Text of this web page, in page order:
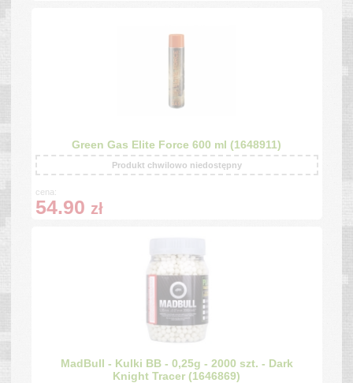
Green Gas Elite Force 600 ml (1648911)
Produkt chwilowo niedostępny
cena:
54.90 zł
MadBull - Kulki BB - 0,25g - 2000 szt. - Dark
Knight Tracer (1646869)